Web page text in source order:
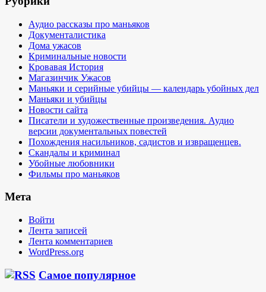
Аудио рассказы про маньяков
Документалистика
Дома ужасов
Криминальные новости
Кровавая История
Магазинчик Ужасов
Маньяки и серийные убийцы — календарь убойных дел
Маньяки и убийцы
Новости сайта
Писатели и художественные произведения. Аудио
версии документальных повестей
Похождения насильников, садистов и извращенцев.
Скандалы и криминал
Убойные любовники
Фильмы про маньяков
Мета
Войти
Лента записей
Лента комментариев
WordPress.org
Самое популярное